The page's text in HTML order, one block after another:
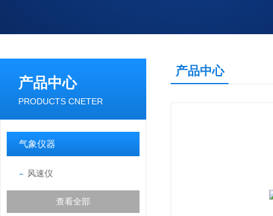
产品中心
PRODUCTS CNETER
气象仪器
风速仪
查看全部
产品中心